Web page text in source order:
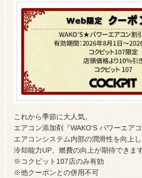
これから季節に大人気。
エアコン添加剤『WAKO'S パワーエアコ
エアコンシステム内部の潤滑性を向上し
冷却能力UP、燃費の向上が期待できます
※コクピット107店のみ有効
※他クーポンとの併用不可